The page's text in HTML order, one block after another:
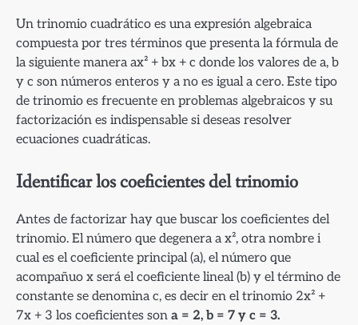
Un trinomio cuadrático es una expresión algebraica
compuesta por tres términos que presenta la fórmula de
la siguiente manera ax² + bx + c donde los valores de a, b
y c son números enteros y a no es igual a cero. Este tipo
de trinomio es frecuente en problemas algebraicos y su
factorización es indispensable si deseas resolver
ecuaciones cuadráticas.
Identificar los coeficientes del trinomio
Antes de factorizar hay que buscar los coeficientes del
trinomio. El número que degenera a x², otra nombre i
cual es el coeficiente principal (a), el número que
acompañuo x será el coeficiente lineal (b) y el término de
constante se denomina c, es decir en el trinomio 2x² +
7x + 3 los coeficientes son a = 2, b = 7 y c = 3.